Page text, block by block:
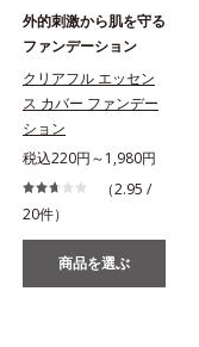
外的刺激から肌を守る
ファンデーション
クリアフル エッセン
ス カバー ファンデー
ション
税込220円～1,980円
（2.95 /
20件）
商品を選ぶ